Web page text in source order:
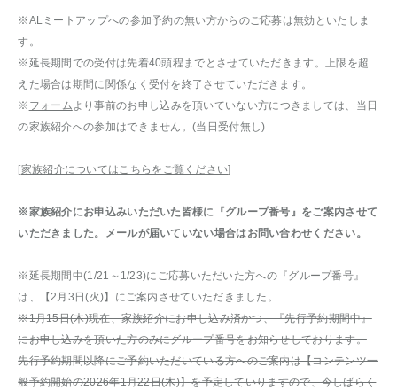
※ALミートアップへの参加予約の無い方からのご応募は無効といたしま
す。
※延長期間での受付は先着40頭程までとさせていただきます。上限を超
えた場合は期間に関係なく受付を終了させていただきます。
※ フォームより事前のお申し込みを頂いていない方につきましては、当日
の家族紹介への参加はできません。(当日受付無し)
[家族紹介についてはこちらをご覧ください]
※家族紹介にお申込みいただいた皆様に『グループ番号』をご案内させて
いただきました。メールが届いていない場合はお問い合わせください。
※延長期間中(1/21～1/23)にご応募いただいた方への『グループ番号』
は、【2月3日(火)】にご案内させていただきました。
※1月15日(木)現在、家族紹介にお申し込み済かつ、『先行予約期間中』
にお申し込みを頂いた方のみにグループ番号をお知らせしております。
先行予約期間以降にご予約いただいている方へのご案内は【コンテンツ一
般予約開始の2026年1月22日(木)】を予定していりますので、今しばらく